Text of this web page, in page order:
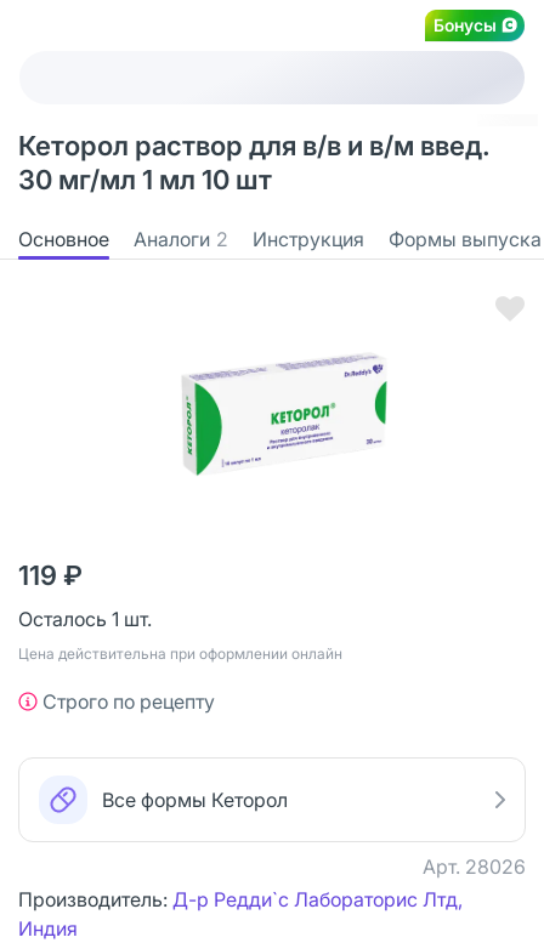
Бонусы
Кеторол раствор для в/в и в/м введ.
30 мг/мл 1 мл 10 шт
Основное Аналоги 2 Инструкция Формы выпуска
119 ₽
Осталось 1 шт.
Цена действительна при оформлении онлайн
Строго по рецепту
Все формы Кеторол
Арт. 28026
Производитель: Д-р Редди`с Лабораторис Лтд,
Индия